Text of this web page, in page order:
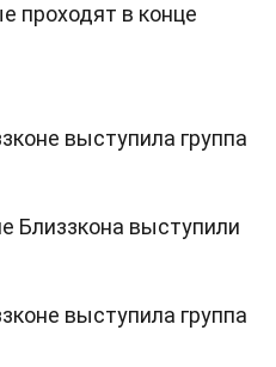
проходят в конце
выступила группа
Близзкона выступили
выступила группа